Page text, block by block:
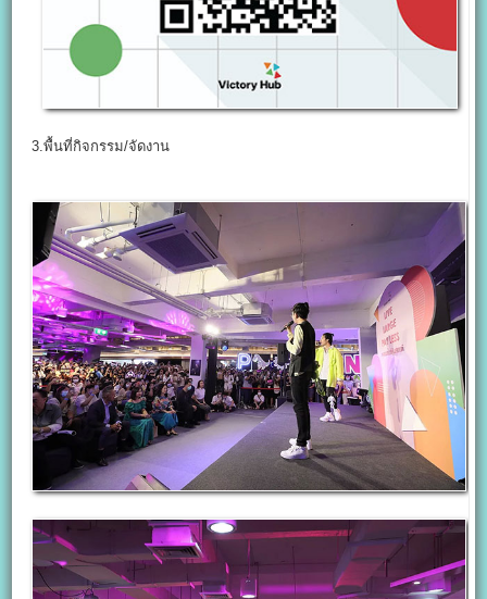
3.พื้นที่กิจกรรม/จัดงาน